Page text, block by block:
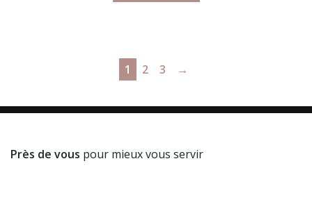
1 2 3 →
Près de vous pour mieux vous servir